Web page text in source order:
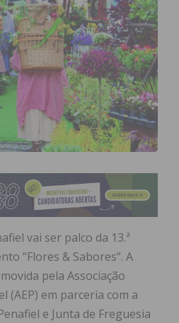
vai ser palco da 13.ª
“Flores & Sabores”. A
pela Associação
(AEP) em parceria com a
e Junta de Freguesia